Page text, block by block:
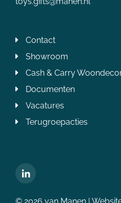
Contact
Showroom
Cash & Carry
Documenten
Vacatures
Terugroepacties
© 2026 van Manen |